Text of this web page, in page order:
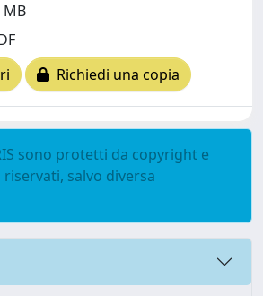
MB
Richiedi una copia
sono protetti da copyright e
salvo diversa